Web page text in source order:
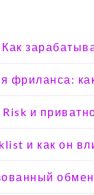
фриланса:
и
и как он